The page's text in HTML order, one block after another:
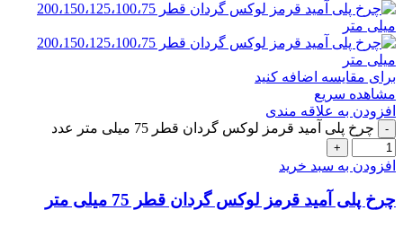
برای مقایسه اضافه کنید
مشاهده سریع
افزودن به علاقه مندی
چرخ پلی آمید قرمز لوکس گردان قطر 75 میلی متر عدد
افزودن به سبد خرید
چرخ پلی آمید قرمز لوکس گردان قطر 75 میلی متر